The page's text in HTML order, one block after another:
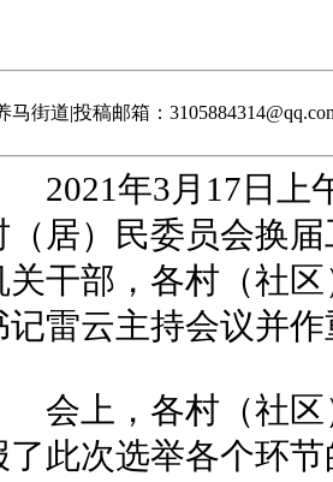
马街道|投稿邮箱：
年3月17日上
（居）民委员会换
关干部，各村（社
记雷云主持会议并
上，各村（社区
了此次选举各个环